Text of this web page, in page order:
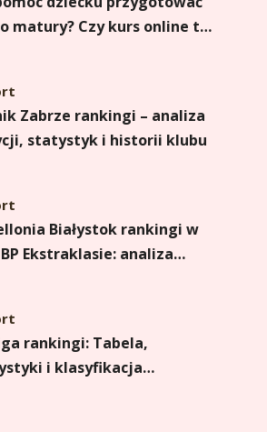
matury? Czy kurs online to
Zabrze rankingi – analiza
statystyk i historii klubu
Białystok rankingi w
BP Ekstraklasie: analiza
rankingi: Tabela,
i klasyfikacja